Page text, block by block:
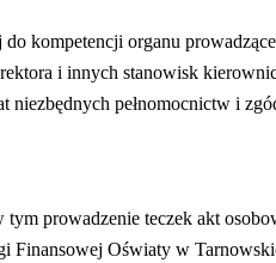
kompetencji organu
i innych stanowisk
pełnomocnictw i
prowadzenie teczek akt
Finansowej Oświaty w